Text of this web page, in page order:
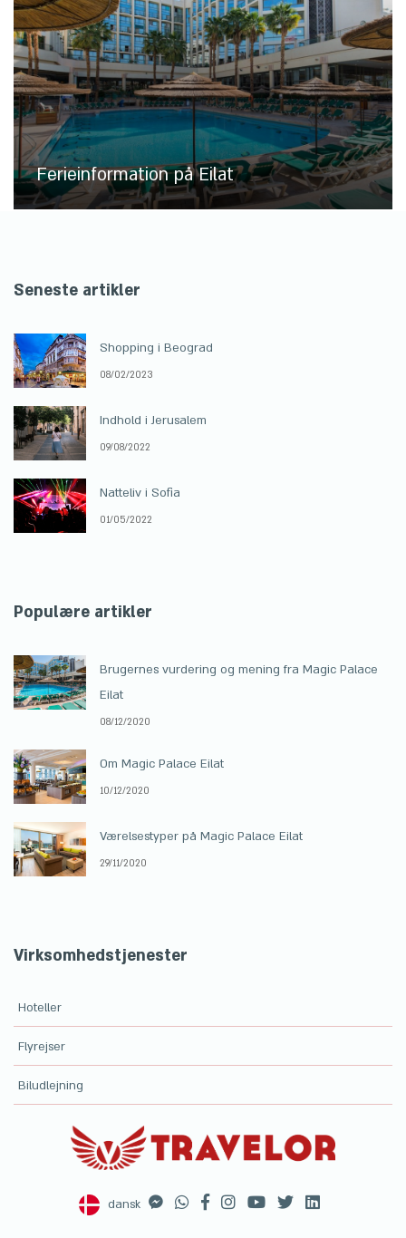
Ferieinformation på Eilat
Seneste artikler
Shopping i Beograd
08/02/2023
Indhold i Jerusalem
09/08/2022
Natteliv i Sofia
01/05/2022
Populære artikler
Brugernes vurdering og mening fra Magic Palace
Eilat
08/12/2020
Om Magic Palace Eilat
10/12/2020
Værelsestyper på Magic Palace Eilat
29/11/2020
Virksomhedstjenester
Hoteller
Flyrejser
Biludlejning
dansk